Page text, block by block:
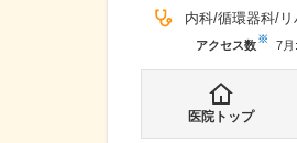
内科 循環器科
アクセス数※ 7月 :
医院トップ